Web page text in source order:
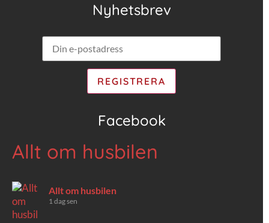
Nyhetsbrev
Facebook
Allt om husbilen
Allt om husbilen
1 dag sen